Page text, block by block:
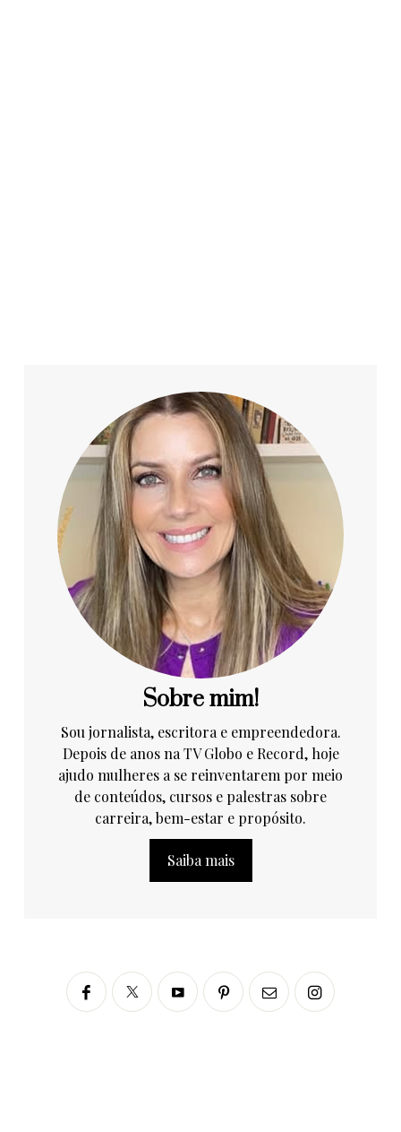
Sobre mim!
Sou jornalista, escritora e empreendedora.
Depois de anos na TV Globo e Record, hoje
ajudo mulheres a se reinventarem por meio
de conteúdos, cursos e palestras sobre
carreira, bem-estar e propósito.
Saiba mais